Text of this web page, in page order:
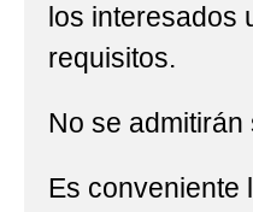
los interesados
requisitos.
No se
Es conveniente